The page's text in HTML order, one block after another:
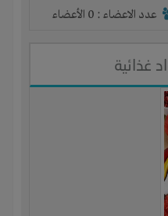
عدد الاعضاء : 0 الأعضاء
غذائية